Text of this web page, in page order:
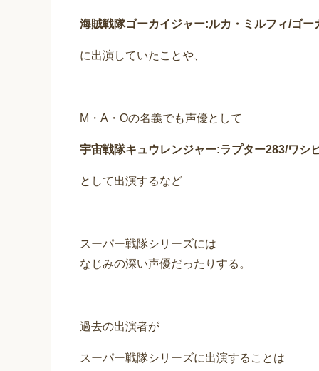
海賊戦隊ゴーカイジャー:ルカ・ミルフィ/ゴー
に出演していたことや、
M・A・Oの名義でも声優として
宇宙戦隊キュウレンジャー:ラプター283/ワシ
として出演するなど
スーパー戦隊シリーズには
なじみの深い声優だったりする。
過去の出演者が
スーパー戦隊シリーズに出演することは